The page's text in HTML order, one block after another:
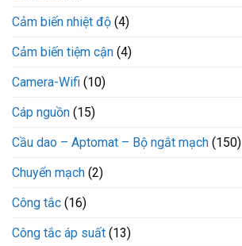
Cảm biến nhiệt độ (4)
Cảm biến tiệm cận (4)
Camera-Wifi (10)
Cáp nguồn (15)
Cầu dao – Aptomat – Bộ ngắt mạch (150)
Chuyển mạch (2)
Công tắc (16)
Công tắc áp suất (13)